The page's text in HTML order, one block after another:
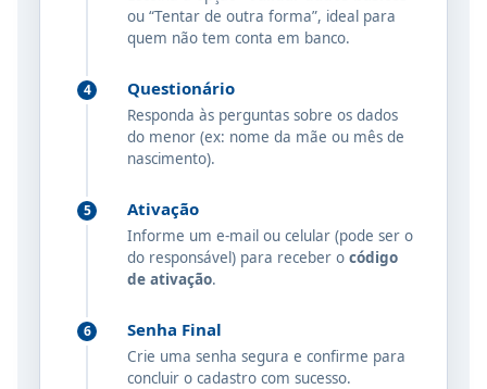
ou “Tentar de outra forma”, ideal para
quem não tem conta em banco.
4 Questionário
Responda às perguntas sobre os dados
do menor (ex: nome da mãe ou mês de
nascimento).
5 Ativação
Informe um e-mail ou celular (pode ser o
do responsável) para receber o código
de ativação.
6 Senha Final
Crie uma senha segura e confirme para
concluir o cadastro com sucesso.